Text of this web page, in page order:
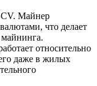
Майнер
что делает
относительно
даже в жилых